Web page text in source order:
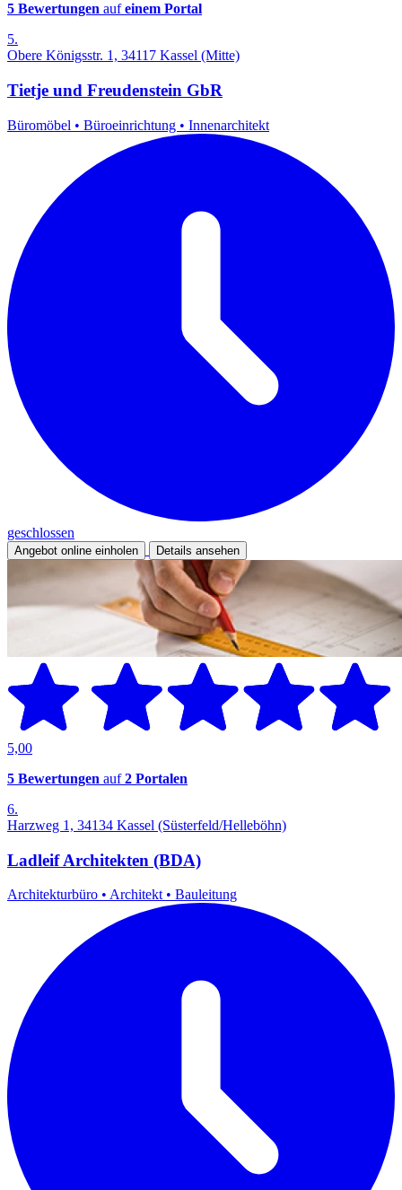
5 Bewertungen aufeinem Portal
5.
Obere Königsstr. 1, 34117 Kassel (Mitte)
Tietje und Freudenstein GbR
Büromöbel • Büroeinrichtung • Innenarchitekt
geschlossen
Angebot online einholen Details ansehen
5,00
5 Bewertungen auf2 Portalen
6.
Harzweg 1, 34134 Kassel (Süsterfeld/Helleböhn)
Ladleif Architekten (BDA)
Architekturbüro • Architekt • Bauleitung